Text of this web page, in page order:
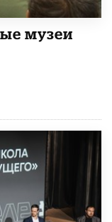
музеи